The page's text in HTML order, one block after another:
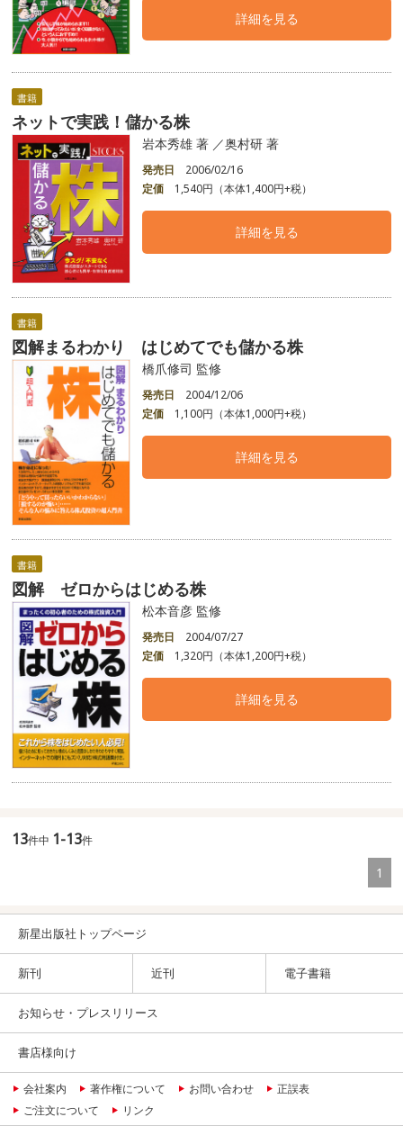
詳細を見る
書籍
ネットで実践！儲かる株
岩本秀雄 著 ／奥村研 著
発売日
2006/02/16
定価
1,540円（本体1,400円+税）
詳細を見る
書籍
図解まるわかり はじめてでも儲かる株
橋爪修司 監修
発売日
2004/12/06
定価
1,100円（本体1,000円+税）
詳細を見る
書籍
図解 ゼロからはじめる株
松本音彦 監修
発売日
2004/07/27
定価
1,320円（本体1,200円+税）
詳細を見る
13件中 1-13件
1
新星出版社トップページ
新刊 近刊 電子書籍
お知らせ・プレスリリース
書店様向け
会社案内 著作権について お問い合わせ
正誤表
ご注文について
リンク